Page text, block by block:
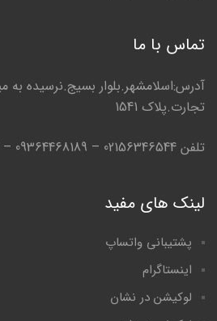
تماس با ما
آدرس:اسلامشهر.بلوار بسیج.نرسیده به
تجارت.پلاک 1541
تلفن 02156346544 – 09364468189 – 09125236176
لینک های مفید
پشتیبانی واتساپ
اینستاگرام
لوکیشن در نشان